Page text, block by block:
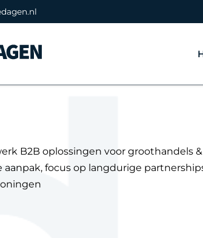
B2B oplossingen voor groothandels
focus op langdurige